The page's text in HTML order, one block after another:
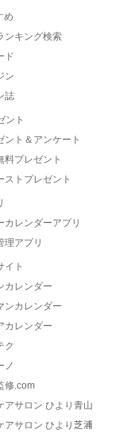
め
ンキング検索
ド
ン
誌
ント
ント＆アンケート
料プレゼント
ストプレゼント
カレンダーアプリ
理アプリ
イト
カレンダー
ンカレンダー
カレンダー
ク
ノ
修.com
アサロン ひより青山
アサロン ひより芝浦